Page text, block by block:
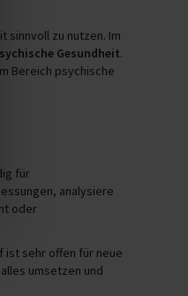
sinnvoll zu nutzen. Im
Gesundheit.
Bereich psychische
für
analysiere
oder
ist sehr offen für neue
umsetzen und